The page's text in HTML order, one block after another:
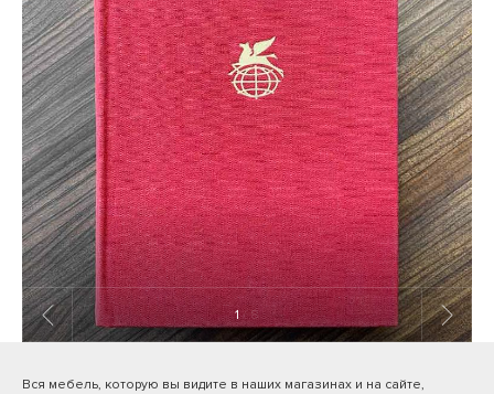
1/ 8
Вся мебель, которую вы видите в наших магазинах и на сайте,